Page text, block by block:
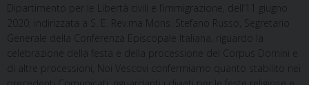
Dipartimento per le Libertà civili e l’immigrazione, dell’11 giugno
2020, indirizzata a S. E. Rev.ma Mons. Stefano Russo, Segretario
Generale della Conferenza Episcopale Italiana, riguardo la
celebrazione della festa e della processione del Corpus Domini e
di altre processi
oni, Noi Vescovi confermiamo quanto stabilito nei